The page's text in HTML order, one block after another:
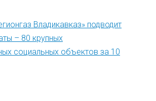
Владикавказ» подводит
– 80 крупных
социальных объектов за 10